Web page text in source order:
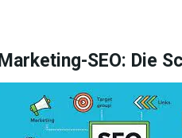
Marketing-SEO: Die